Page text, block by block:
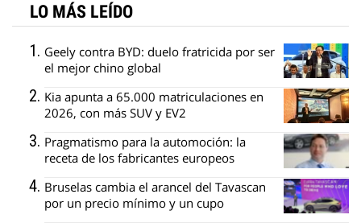
LO MÁS LEÍDO
Geely contra BYD: duelo fratricida por ser
el mejor chino global
Kia apunta a 65.000 matriculaciones en
2026, con más SUV y EV2
Pragmatismo para la automoción: la
receta de los fabricantes europeos
Bruselas cambia el arancel del Tavascan
por un precio mínimo y un cupo